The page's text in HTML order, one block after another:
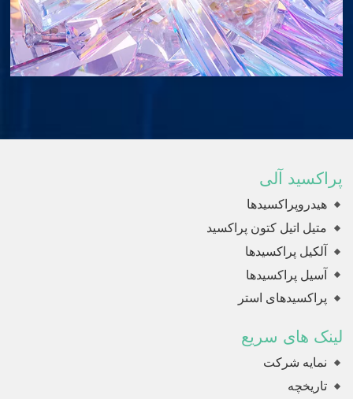
پراکسید آلی
هیدروپراکسیدها
متیل اتیل کتون پراکسید
آلکیل پراکسیدها
آسیل پراکسیدها
پراکسیدهای استر
لینک های سریع
نمایه شرکت
تاریخچه